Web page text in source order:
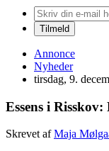
Annonce
Nyheder
tirsdag, 9.
Essens i
Skrevet afMaja